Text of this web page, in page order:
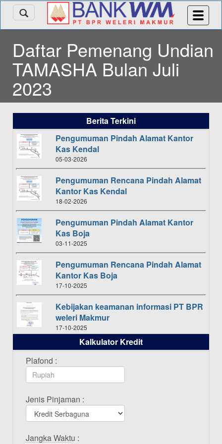
Daftar Pemenang Undian
TAMASHA Bulan Juli
2023
Berita Terkini
Pengumuman Pindah Alamat Kantor
Kas Kendal
05-03-2026
Pengumuman Rencana Pindah Alamat
Kantor Kas Kendal
18-02-2026
Pengumuman Pindah Alamat Kantor
Kas Boja
03-11-2025
Pengumuman Rencana Pindah Alamat
Kantor Kas Boja
17-10-2025
Kebijakan keamanan informasi PT BPR
weleri Makmur
17-10-2025
Daftar Pemenang Undian TAMASHA
Bulan Oktober 2025
16-10-2025
Bulan September 2025
20-09-2025
Daftar Pemenang Undian TAMASHA
Kalkulator Kredit
Plafond :
Jenis Pinjaman :
Jangka Waktu :